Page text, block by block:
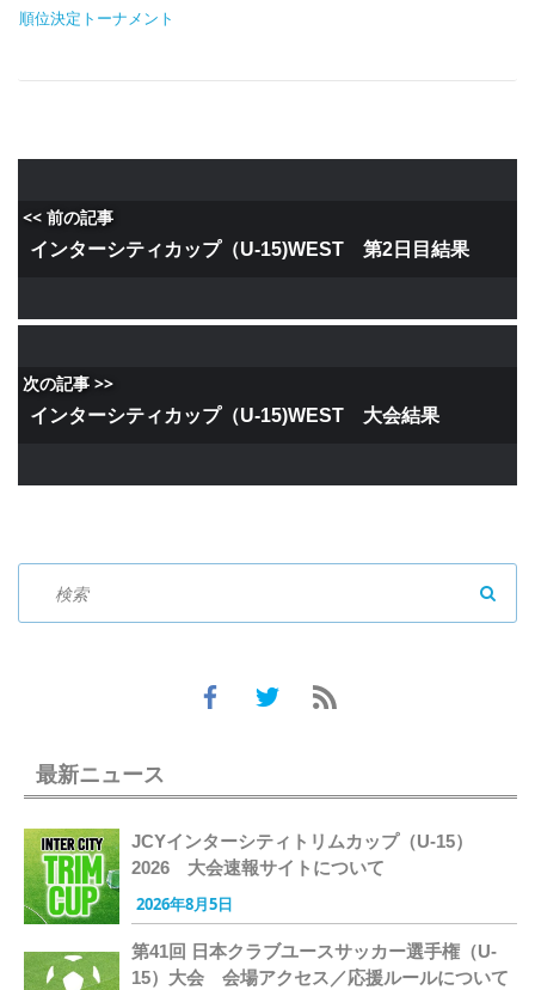
順位決定トーナメント
<< 前の記事
インターシティカップ（U-15)WEST 第2日目結果
次の記事 >>
インターシティカップ（U-15)WEST 大会結果
最新ニュース
JCYインターシティトリムカップ（U-15）
2026 大会速報サイトについて
2026年8月5日
第41回 日本クラブユースサッカー選手権（U-
15）大会 会場アクセス／応援ルールについて